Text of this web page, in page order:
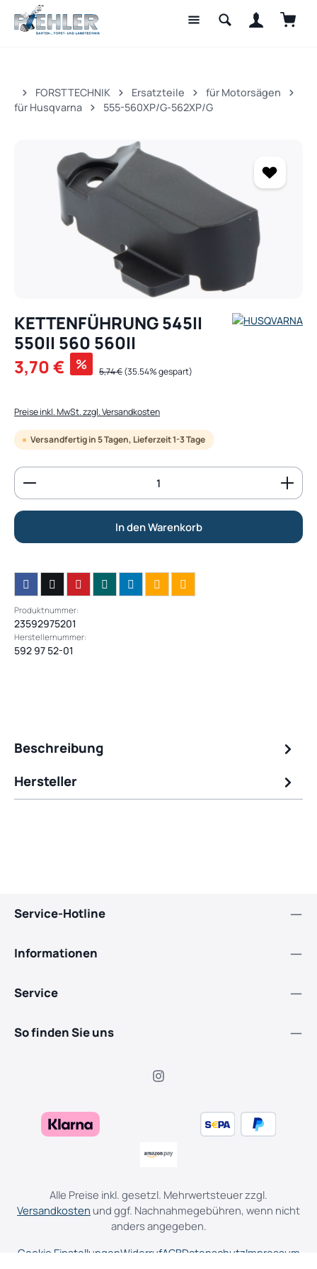
Zum Hauptinhalt springen
FORSTTECHNIK Ersatzteile
für Motorsägen
für Husqvarna
555-560XP/G-562XP/G
Bildergalerie überspringen
KETTENFÜHRUNG 545II
550II 560 560II
Verkaufspreis:
3,70 € % Regulärer Preis:
5,74 €(35.54% gespart)
Preise inkl. MwSt. zzgl. Versandkosten
Versandfertig in 5 Tagen, Lieferzeit 1-3 Tage
Produkt Anzahl: Gib den gewünschten Wert ein
In den Warenkorb
Produktnummer:
23592975201
Herstellernummer:
592 97 52-01
Beschreibung
Hersteller
Service-Hotline
Informationen
Service
So finden Sie uns
Alle Preise inkl. gesetzl. Mehrwertsteuer zzgl.
Versandkosten und ggf. Nachnahmegebühren, wenn nicht
anders angegeben.
Cookie EinstellungenWiderrufAGBDatenschutzImpressum